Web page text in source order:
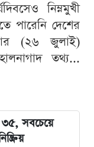
নিম্নমুখী
পারেনি দেশের
(২৬ জুলাই)
তথ্য...
৩৫, সবচেয়ে